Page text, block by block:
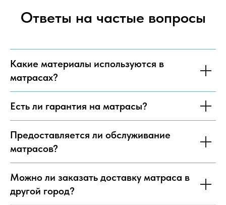
Ответы на частые вопросы
Какие материалы используются в
матрасах?
Есть ли гарантия на матрасы?
Предоставляется ли обслуживание
матрасов?
Можно ли заказать доставку матраса в
другой город?